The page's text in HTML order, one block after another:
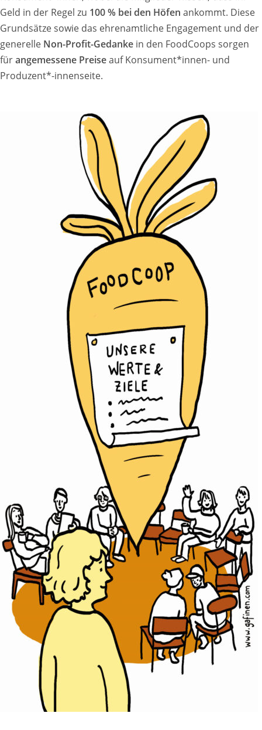
Geld in der Regel zu 100 % bei den Höfen ankommt. Diese
Grundsätze sowie das ehrenamtliche Engagement und der
generelle Non-Profit-Gedanke in den FoodCoops sorgen
fürangemessene Preiseauf Konsument*innen- und
Produzent*-innenseite.